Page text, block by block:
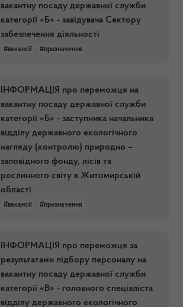
вакантну посаду державної служби
категорії «Б» - завідувача Сектору
забезпечення діяльності
#вакансії #призначення
ІНФОРМАЦІЯ про переможця на
вакантну посаду державної служби
категорії «Б» - заступника начальника
відділу державного екологічного
нагляду (контролю) природно –
заповідного фонду, лісів та
рослинного світу в Житомирській
області
#вакансії #призначення
ІНФОРМАЦІЯ про переможця за
результатами підбору персоналу на
вакантну посаду державної служби
категорії «В» - головного спеціаліста
відділу державного екологічного